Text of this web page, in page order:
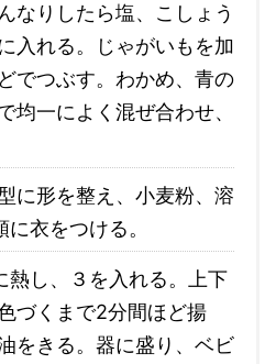
なりしたら塩、こしょう
入れる。じゃがいもを加
でつぶす。わかめ、青の
均一によく混ぜ合わせ、
に形を整え、小麦粉、溶
衣をつける。
熱し、３を入れる。上下
づくまで2分間ほど揚
をきる。器に盛り、ベビ